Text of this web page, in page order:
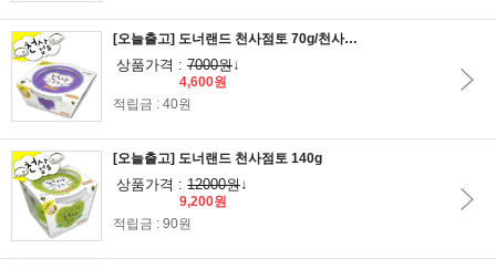
[오늘출고] 도너랜드 천사점토 70g/천사점토70g/지점토/점토만들기
상품가격 : 7000원↓
4,600원
적립금 : 40원
[오늘출고] 도너랜드 천사점토 140g
상품가격 : 12000원↓
9,200원
적립금 : 90원